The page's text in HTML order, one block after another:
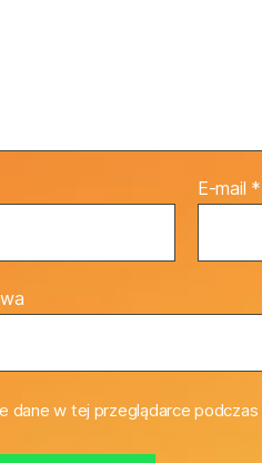
E-mail *
dane w tej przeglądarce